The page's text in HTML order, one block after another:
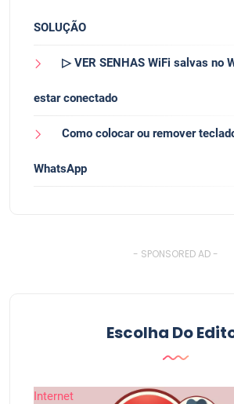
SOLUÇÃO
▷ VER SENHAS WiFi salvas no
estar conectado
Como colocar ou remover
WhatsApp
- SPONSORED AD -
Escolha Do
Internet